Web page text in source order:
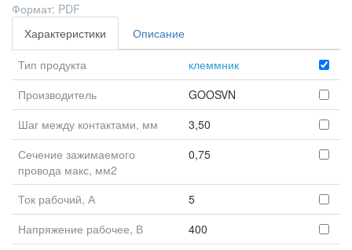
Формат: PDF
Характеристики
Описание
Тип продукта
клеммник
Производитель
GOOSVN
Шаг между контактами, мм
3,50
Сечение зажимаемого
провода макс, мм2
0,75
Ток рабочий, А
5
Напряжение рабочее, В
400